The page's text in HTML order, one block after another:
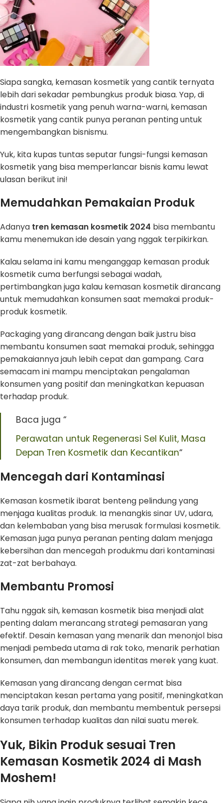
Siapa sangka, kemasan kosmetik yang cantik ternyata
lebih dari sekadar pembungkus produk biasa. Yap, di
industri kosmetik yang penuh warna-warni, kemasan
kosmetik yang cantik punya peranan penting untuk
mengembangkan bisnismu.
Yuk, kita kupas tuntas seputar fungsi-fungsi kemasan
kosmetik yang bisa memperlancar bisnis kamu lewat
ulasan berikut ini!
Memudahkan Pemakaian Produk
Adanya tren kemasan kosmetik 2024 bisa membantu
kamu menemukan ide desain yang nggak terpikirkan.
Kalau selama ini kamu menganggap kemasan produk
kosmetik cuma berfungsi sebagai wadah,
pertimbangkan juga kalau kemasan kosmetik dirancang
untuk memudahkan konsumen saat memakai produk-
produk kosmetik.
Packaging yang dirancang dengan baik justru bisa
membantu konsumen saat memakai produk, sehingga
pemakaiannya jauh lebih cepat dan gampang. Cara
semacam ini mampu menciptakan pengalaman
konsumen yang positif dan meningkatkan kepuasan
terhadap produk.
Baca juga “
Perawatan untuk Regenerasi Sel Kulit, Masa
Depan Tren Kosmetik dan Kecantikan“
Mencegah dari Kontaminasi
Kemasan kosmetik ibarat benteng pelindung yang
menjaga kualitas produk. Ia menangkis sinar UV, udara,
dan kelembaban yang bisa merusak formulasi kosmetik.
Kemasan juga punya peranan penting dalam menjaga
kebersihan dan mencegah produkmu dari kontaminasi
zat-zat berbahaya.
Membantu Promosi
Tahu nggak sih, kemasan kosmetik bisa menjadi alat
penting dalam merancang strategi pemasaran yang
efektif. Desain kemasan yang menarik dan menonjol bisa
menjadi pembeda utama di rak toko, menarik perhatian
konsumen, dan membangun identitas merek yang kuat.
Kemasan yang dirancang dengan cermat bisa
menciptakan kesan pertama yang positif, meningkatkan
daya tarik produk, dan membantu membentuk persepsi
konsumen terhadap kualitas dan nilai suatu merek.
Yuk, Bikin Produk sesuai Tren
Kemasan Kosmetik 2024 di Mash
Moshem!